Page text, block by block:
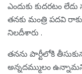
ఎందుకు కుదరటం
త‌న‌కు మంత్రి ప‌ద‌వి
నిల‌దీశారు .
త‌న‌ను పార్టీలోకి
అన్నదమ్ములం